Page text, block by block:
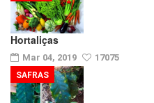
Hortaliças
Mar 04, 2019 17075
SAFRAS